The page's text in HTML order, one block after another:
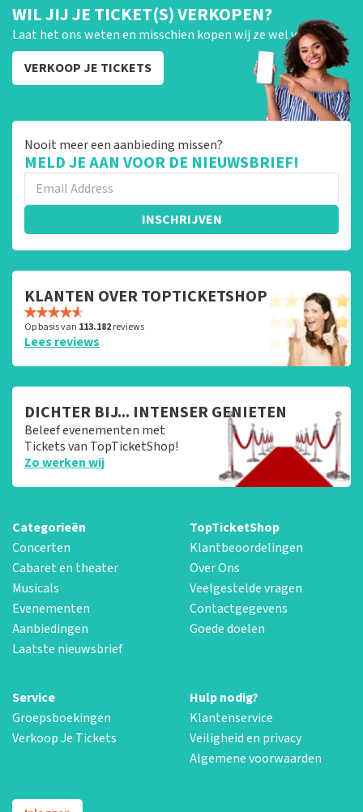
WIL JIJ JE TICKET(S) VERKOPEN?
Laat het ons weten en misschien kopen wij ze wel van je!
VERKOOP JE TICKETS
Nooit meer een aanbieding missen?
MELD JE AAN VOOR DE NIEUWSBRIEF!
INSCHRIJVEN
KLANTEN OVER TOPTICKETSHOP
Op basis van 113.182reviews
Lees reviews
DICHTER BIJ... INTENSER GENIETEN
Beleef evenementen met
Tickets van TopTicketShop!
Zo werken wij
Categorieën
Concerten
Cabaret en theater
Musicals
Evenementen
Aanbiedingen
Laatste nieuwsbrief
TopTicketShop
Klantbeoordelingen
Over Ons
Veelgestelde vragen
Contactgegevens
Goede doelen
Service
Groepsboekingen
Verkoop Je Tickets
Hulp nodig?
Klantenservice
Veiligheid en privacy
Algemene voorwaarden